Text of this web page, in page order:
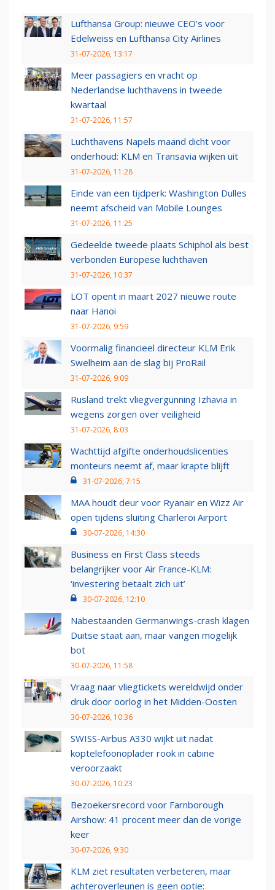
Lufthansa Group: nieuwe CEO’s voor
Edelweiss en Lufthansa City Airlines
31-07-2026, 13:17
Meer passagiers en vracht op
Nederlandse luchthavens in tweede
kwartaal
31-07-2026, 11:57
Luchthavens Napels maand dicht voor
onderhoud: KLM en Transavia wijken uit
31-07-2026, 11:28
Einde van een tijdperk: Washington Dulles
neemt afscheid van Mobile Lounges
31-07-2026, 11:25
Gedeelde tweede plaats Schiphol als best
verbonden Europese luchthaven
31-07-2026, 10:37
LOT opent in maart 2027 nieuwe route
naar Hanoi
31-07-2026, 9:59
Voormalig financieel directeur KLM Erik
Swelheim aan de slag bij ProRail
31-07-2026, 9:09
Rusland trekt vliegvergunning Izhavia in
wegens zorgen over veiligheid
31-07-2026, 8:03
Wachttijd afgifte onderhoudslicenties
monteurs neemt af, maar krapte blijft
31-07-2026, 7:15
MAA houdt deur voor Ryanair en Wizz Air
open tijdens sluiting Charleroi Airport
30-07-2026, 14:30
Business en First Class steeds
belangrijker voor Air France-KLM:
‘investering betaalt zich uit’
30-07-2026, 12:10
Nabestaanden Germanwings-crash klagen
Duitse staat aan, maar vangen mogelijk
bot
30-07-2026, 11:58
Vraag naar vliegtickets wereldwijd onder
druk door oorlog in het Midden-Oosten
30-07-2026, 10:36
SWISS-Airbus A330 wijkt uit nadat
koptelefoonoplader rook in cabine
veroorzaakt
30-07-2026, 10:23
Bezoekersrecord voor Farnborough
Airshow: 41 procent meer dan de vorige
keer
30-07-2026, 9:30
KLM ziet resultaten verbeteren, maar
achteroverleunen is geen optie: